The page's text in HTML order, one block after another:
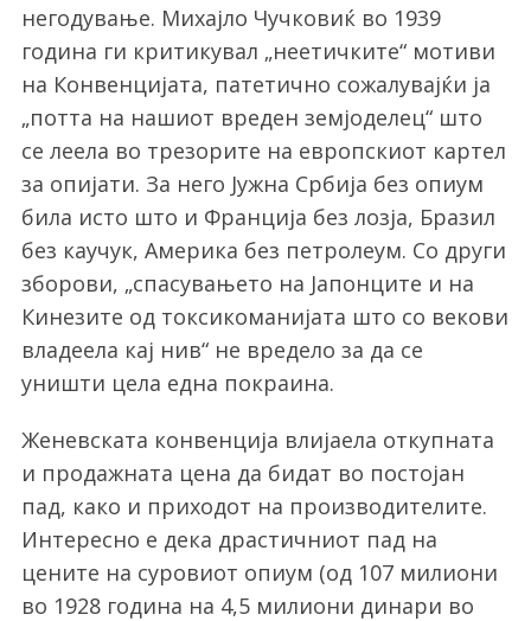
негодување. Михајло Чучковиќ во 1939
година ги критикувал „неетичките“ мотиви
на Конвенцијата, патетично сожалувајќи ја
„потта на нашиот вреден земјоделец“ што
се леела во трезорите на европскиот картел
за опијати. За него Јужна Србија без опиум
била исто што и Франција без лозја, Бразил
без каучук, Америка без петролеум. Со други
зборови, „спасувањето на Јапонците и на
Кинезите од токсикоманијата што со векови
владеела кај нив“ не вредело за да се
уништи цела една покраина.
Женевската конвенција влијаела откупната
и продажната цена да бидат во постојан
пад, како и приходот на производителите.
Интересно е дека драстичниот пад на
цените на суровиот опиум (од 107 милиони
во 1928 година на 4,5 милиони динари во